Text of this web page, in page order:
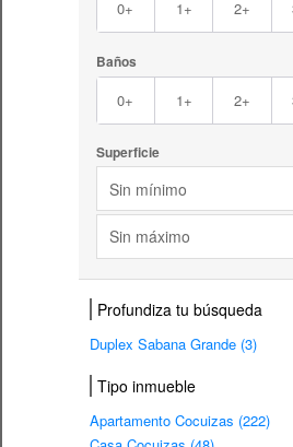
0+ 1+ 2+
Baños
0+ 1+ 2+
Superficie
Sin mínimo
Sin máximo
Profundiza tu búsqueda
Duplex Sabana Grande (3)
Tipo inmueble
Apartamento Cocuizas (222)